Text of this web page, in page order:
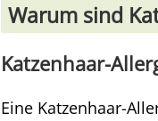
Warum sind
Katzenhaar-
Eine Katzenhaar-